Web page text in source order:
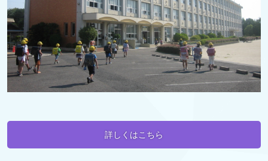
詳しくはこちら